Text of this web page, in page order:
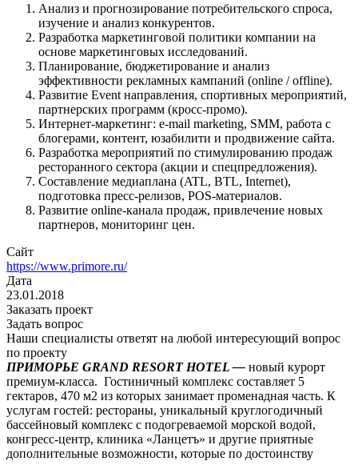
Анализ и прогнозирование потребительского спроса,
изучение и анализ конкурентов.
Разработка маркетинговой политики компании на
основе маркетинговых исследований.
Планирование, бюджетирование и анализ
эффективности рекламных кампаний (online / offline).
Развитие Event направления, спортивных мероприятий,
партнерских программ (кросс-промо).
Интернет-маркетинг: e-mail marketing, SMM, работа с
блогерами, контент, юзабилити и продвижение сайта.
Разработка мероприятий по стимулированию продаж
ресторанного сектора (акции и спецпредложения).
Составление медиаплана (ATL, BTL, Internet),
подготовка пресс-релизов, POS-материалов.
Развитие online-канала продаж, привлечение новых
партнеров, мониторинг цен.
Сайт
https://www.primore.ru/
Дата
23.01.2018
Заказать проект
Задать вопрос
Наши специалисты ответят на любой интересующий вопрос
по проекту
ПРИМОРЬЕ GRAND RESORT HOTEL — новый курорт
премиум-класса. Гостиничный комплекс составляет 5
гектаров, 470 м2 из которых занимает променадная часть. К
услугам гостей: рестораны, уникальный круглогодичный
бассейновый комплекс с подогреваемой морской водой,
конгресс-центр, клиника «Ланцетъ» и другие приятные
дополнительные возможности, которые по достоинству